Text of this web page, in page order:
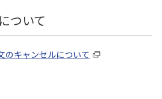
ついて
のキャンセルについて